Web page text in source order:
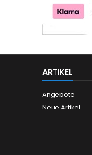
ARTIKEL
Angebote
Neue Artikel